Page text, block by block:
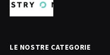
LE NOSTRE CATEGORIE